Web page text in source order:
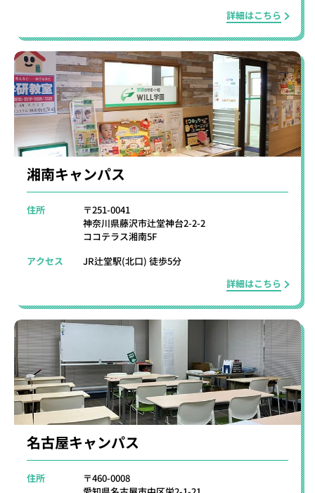
詳細はこちら
湘南キャンパス
住所
〒251-0041
神奈川県藤沢市辻堂神台2-2-2
ココテラス湘南5F
アクセス
JR辻堂駅(北口) 徒歩5分
詳細はこちら
名古屋キャンパス
住所
〒460-0008